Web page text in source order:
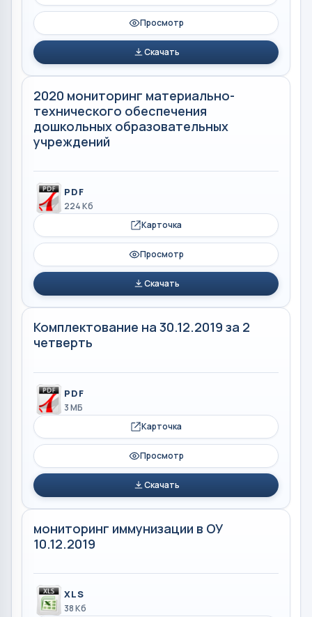
Просмотр
Скачать
2020 мониторинг материально-
технического обеспечения
дошкольных образовательных
учреждений
PDF
224 Кб
Карточка
Просмотр
Скачать
Комплектование на 30.12.2019 за 2
четверть
PDF
3 МБ
Карточка
Просмотр
Скачать
мониторинг иммунизации в ОУ
10.12.2019
XLS
38 Кб